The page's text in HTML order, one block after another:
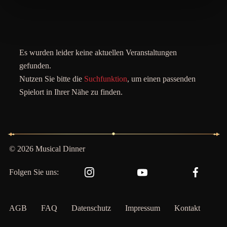
Es wurden leider keine aktuellen Veranstaltungen
gefunden.
Nutzen Sie bitte die Suchfunktion, um einen passenden
Spielort in Ihrer Nähe zu finden.
© 2026 Musical Dinner
Folgen Sie uns:
AGB FAQ Datenschutz Impressum Kontakt